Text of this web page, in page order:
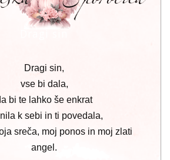
Dragi sin,
vse bi dala,
bi te lahko še enkrat
k sebi in ti povedala,
sreča, moj ponos in moj zlati
angel.